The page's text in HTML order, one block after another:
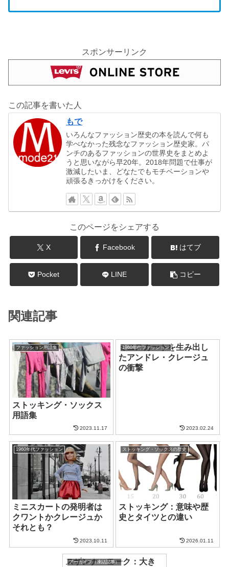
スポンサーリンク
この記事を書いた人
もで
いろんなファッション歴史の本を読んで何も
学べなかった残念なファッション歴史家。パ
ンチのあるファッションの世界史をまとめよ
うと思いながら早20年。2018年問題で仕事が
激減したいま、どなたでもモチベーションや
頑張るきっかけをください。
このページをシェアする
X Facebook はてブ
Pocket LINE コピー
関連記事
ファッション用語集
ストッキング・ソックス
用語集
2023.11.17
1960年代ファッション
ミニスカートを生み出し
たアンドレ・クレージュ
の衝撃
2023.02.24
1960年代ファッション
ミニスカートの発明者は
クワントかクレージュか
それとも？
2023.10.11
ストッキング・ソックスの歴史
ストッキング：意味や歴
史とタイツとの違い
2026.01.11
アーカイブ（凍結記事）
スザンナ・ヨーク：大き